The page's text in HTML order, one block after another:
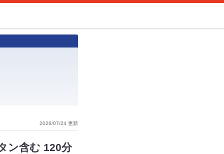
2026/07/24 更新
ン含む 120分